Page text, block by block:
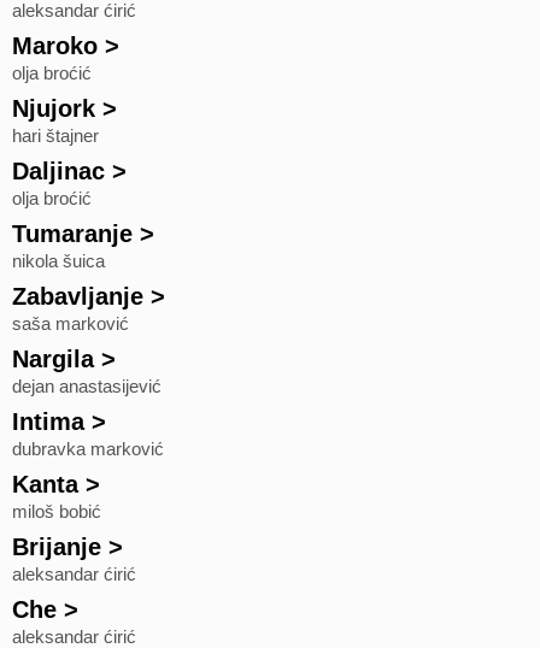
aleksandar ćirić
Maroko >
olja broćić
Njujork >
hari štajner
Daljinac >
olja broćić
Tumaranje >
nikola šuica
Zabavljanje >
saša marković
Nargila>
dejan anastasijević
Intima>
dubravka marković
Kanta>
miloš bobić
Brijanje >
aleksandar ćirić
Che >
aleksandar ćirić